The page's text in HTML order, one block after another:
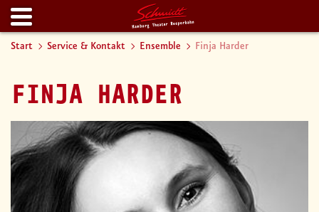
Start Service & Kontakt Ensemble Finja Harder
FINJA HARDER